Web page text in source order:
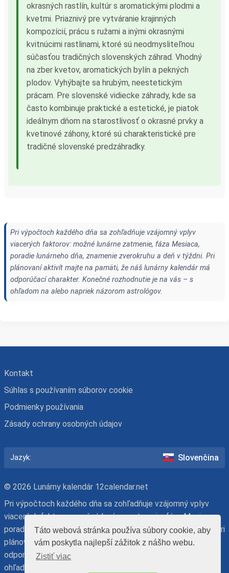
Táto webová stránka používa súbory cookie, aby
vám poskytla najlepší zážitok z nášho webu.
Zistiť viac
okrasných rastlín, kultúr s aromatickými plodmi a
kvetmi. Priaznivý pre vytváranie krajinných
kompozícií, prácu s ružami a inými okrasnými
kvitnúcimi rastlinami, ktoré sú neodmysliteľnou
súčasťou tradičných slovenských záhrad. Vhodný
na zber kvetov, aromatických bylín a pekných
plodov. Vyhýbajte sa hrubým, neestetickým
prácam. Pre slovenské vidiecke záhrady, kde sa
často kombinuje praktické a estetické, je piatok
ideálnym dňom na starostlivosť o okrasné prvky a
kvetinové záhony, ktoré sú charakteristické pre
tradičné slovenské predzáhradky.
Pri výpočtoch každého dňa sa zohľadňuje vzájomný vplyv
viacerých faktorov: možné lunárne zatmenie, fáza Mesiaca,
poradie lunárneho dňa, znamenie zverokruhu a deň v týždni. Pri
plánovaní aktivít majte na pamäti, že náš lunárny kalendár má
odporúčací charakter. Konečné rozhodnutie je na vás – s
ohľadom na alebo napriek názorom astrológov.
Kontakt
Súhlas s používaním súborov cookie
Podmienky používania
Zásady ochrany osobných údajov
Jazyk: Slovenčina
© 2026 Lunárny kalendár 12calendar.net
Pri výpočtoch každého dňa sa zohľadňuje vzájomný vplyv
viacerých faktorov: možné lunárne zatmenie, fáza Mesiaca,
poradie lunárneho dňa, znamenie zverokruhu a deň v týždni. Pri
plánovaní aktivít majte na pamäti, že náš lunárny kalendár má
odporúčací charakter. Konečné rozhodnutie je na vás – s
ohľadom na alebo napriek názorom astrológov.